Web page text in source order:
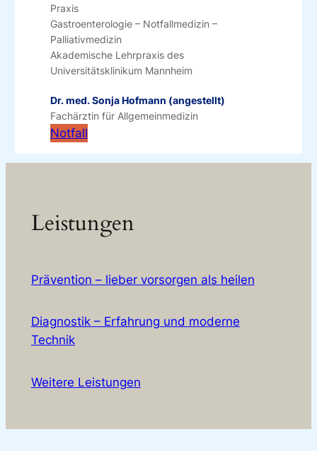
Praxis
Gastroenterologie – Notfallmedizin –
Palliativmedizin
Akademische Lehrpraxis des
Universitätsklinikum Mannheim
Dr. med. Sonja Hofmann (angestellt)
Fachärztin für Allgemeinmedizin
Notfall
Leistungen
Prävention – lieber vorsorgen als heilen
Diagnostik – Erfahrung und moderne
Technik
Weitere Leistungen